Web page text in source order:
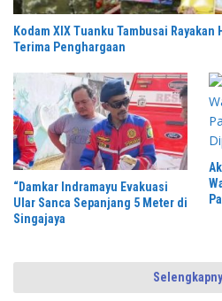
Kodam XIX Tuanku Tambusai
Terima Penghargaan
“Damkar Indramayu Evakuasi
Ular Sanca Sepanjang 5 Meter di
Singajaya